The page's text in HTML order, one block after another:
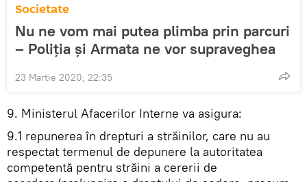
Societate
Nu ne vom mai putea plimba prin parcuri
– Poliția și Armata ne vor supraveghea
23 Martie 2020, 22:35
9. Ministerul Afacerilor Interne va asigura:
9.1 repunerea în drepturi a străinilor, care nu au
respectat termenul de depunere la autoritatea
competentă pentru străini a cererii de